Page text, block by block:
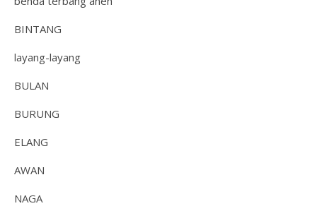
BINTANG
layang-layang
BULAN
BURUNG
ELANG
AWAN
NAGA